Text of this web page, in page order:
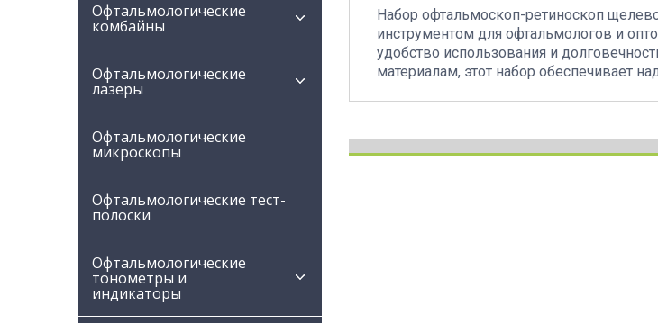
Офтальмологические
комбайны
Офтальмологические
лазеры
Офтальмологические
микроскопы
Офтальмологические тест-
полоски
Офтальмологические
тонометры и
индикаторы
Набор офтальмоскоп-ретиноскоп
инструментом для офтальмологов и
удобство использования и
материалам, этот набор обеспечивает